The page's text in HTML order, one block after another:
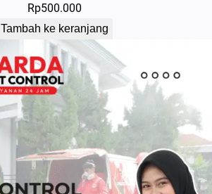
Rp500.000
Tambah ke keranjang